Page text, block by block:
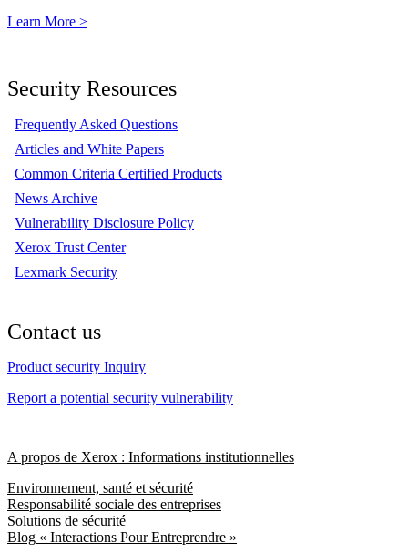
Learn More >
Security Resources
Frequently Asked Questions
Articles and White Papers
Common Criteria Certified Products
News Archive
Vulnerability Disclosure Policy
Xerox Trust Center
Lexmark Security
Contact us
Product security Inquiry
Report a potential security vulnerability
A propos de Xerox : Informations institutionnelles
Environnement, santé et sécurité
Responsabilité sociale des entreprises
Solutions de sécurité
Blog « Interactions Pour Entreprendre »